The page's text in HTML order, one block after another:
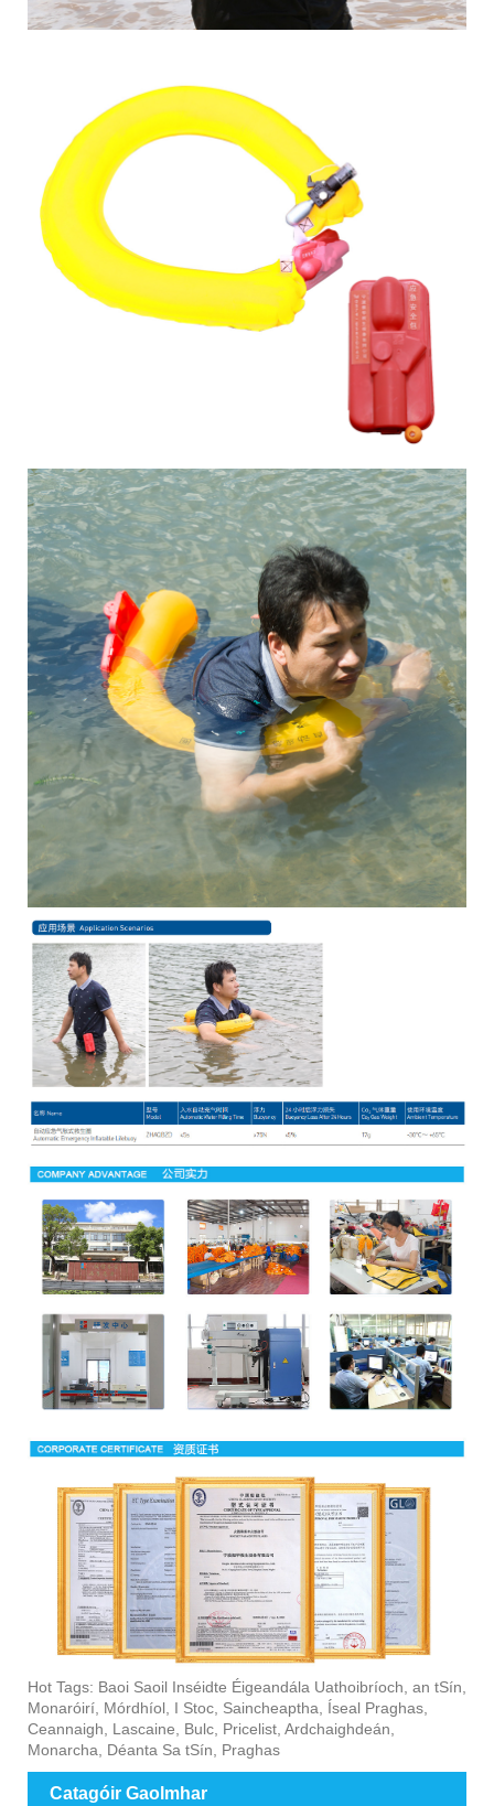
Hot Tags: Baoi Saoil Inséidte Éigeandála Uathoibríoch, an tSín,
Monaróirí, Mórdhíol, I Stoc, Saincheaptha, Íseal Praghas,
Ceannaigh, Lascaine, Bulc, Pricelist, Ardchaighdeán,
Monarcha, Déanta Sa tSín, Praghas
Catagóir Gaolmhar